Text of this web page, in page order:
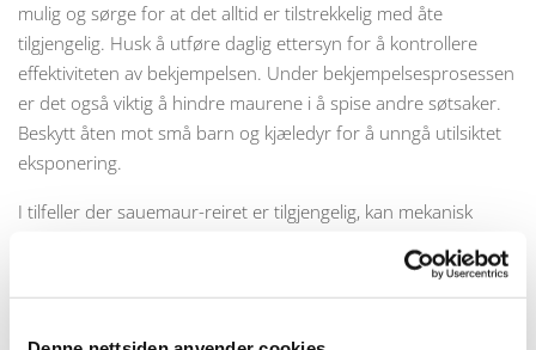
mulig og sørge for at det alltid er tilstrekkelig med åte
tilgjengelig. Husk å utføre daglig ettersyn for å kontrollere
effektiviteten av bekjempelsen. Under bekjempelsesprosessen
er det også viktig å hindre maurene i å spise andre søtsaker.
Beskytt åten mot små barn og kjæledyr for å unngå utilsiktet
eksponering.
I tilfeller der sauemaur-reiret er tilgjengelig, kan mekanisk
bekjempelse. Ved å fjerne reiret fysisk, vil du eliminere
kolonien og redusere risikoen for gjeninfestasjon. Insektspray